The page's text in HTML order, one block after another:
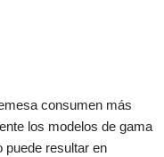
consumen más
los modelos de gama
puede resultar en